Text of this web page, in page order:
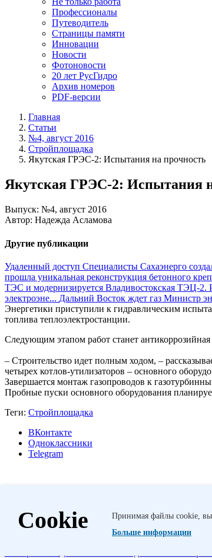
Профессионалы
Путеводитель
Страницы памяти
Инновации
Новости
Фотоновости
20 лет РусГидро
Архив номеров
PDF-версии
Главная
Статьи
№4, август 2016
Стройплощадка
Якутская ГРЭС-2: Испытания на прочность
Якутская ГРЭС-2: Испытания
Выпуск: №4, август 2016
Автор: Надежда Асламова
Другие публикации
Удаленный доступ Специалисты Сахаэнерго
прошла уникальная реконструкция бетонного
ТЭС и модернизируется Владивостокская ТЭЦ-2.
электроэне... Дальний Восток ждет газ Министр
Энергетики приступили к гидравлическим
топлива теплоэлектростанции.
Следующим этапом работ станет
– Строительство идет полным ходом, –
четырех котлов-утилизаторов – основного
Завершается монтаж газопроводов к
Пробные пуски основного оборудования
Теги: Стройплощадка
ВКонтакте
Одноклассники
Telegram
Удаленный доступ Специалисты Сахаэнерго
прошла уникальная реконструкция бетонного
Cookie
Принимая файлы cookie, вы
Больше информации